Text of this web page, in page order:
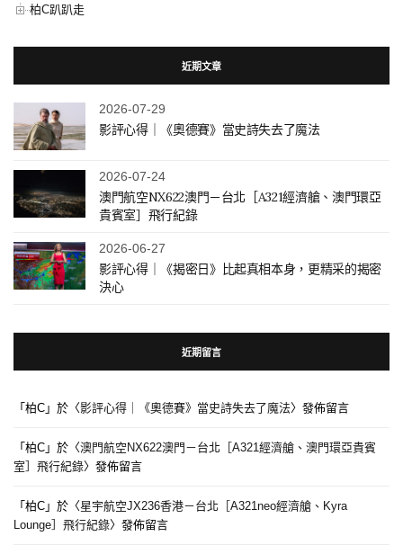
柏C趴趴走
近期文章
2026-07-29
影評心得｜《奧德賽》當史詩失去了魔法
2026-07-24
澳門航空NX622澳門－台北［A321經濟艙、澳門環亞
貴賓室］飛行紀錄
2026-06-27
影評心得｜《揭密日》比起真相本身，更精采的揭密
決心
近期留言
「 柏C 」於〈影評心得｜《奧德賽》當史詩失去了魔法〉發佈留言
「 柏C 」於〈澳門航空NX622澳門－台北［A321經濟艙、澳門環亞貴賓
室］飛行紀錄〉發佈留言
「 柏C 」於〈星宇航空JX236香港－台北［A321neo經濟艙、Kyra
Lounge］飛行紀錄〉發佈留言